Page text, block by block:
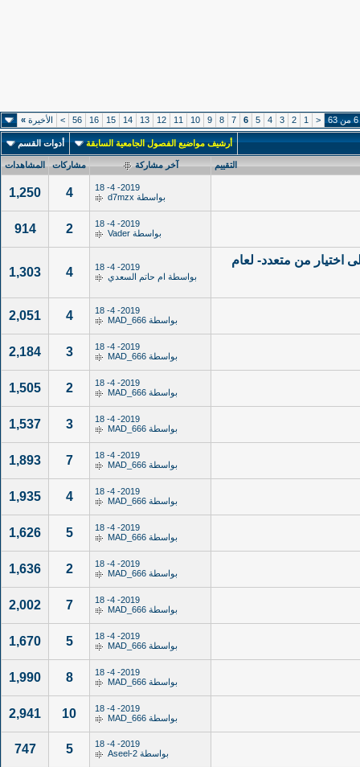
<
1
2
3
4
5
6
7
8
9
10
11
12
13
14
15
16
56
> الأخيرة »
أرشيف مواضيع الفصول الجامعية السابقة أدوات القسم
التقييم آخر مشاركة مشاركات المشاهدات
2019- 4- 18
بواسطة d7mzx
4
1,250
2019- 4- 18
بواسطة Vader
2
914
اختيار من متعدد- لعام
2019- 4- 18
بواسطة ام حاتم السعدي 4
1,303
2019- 4- 18
بواسطة MAD_666
4
2,051
2019- 4- 18
بواسطة MAD_666
3
2,184
2019- 4- 18
بواسطة MAD_666
2
1,505
2019- 4- 18
بواسطة MAD_666
3
1,537
2019- 4- 18
بواسطة MAD_666
7
1,893
2019- 4- 18
بواسطة MAD_666
4
1,935
2019- 4- 18
بواسطة MAD_666
5
1,626
2019- 4- 18
بواسطة MAD_666
2
1,636
2019- 4- 18
بواسطة MAD_666
7
2,002
2019- 4- 18
بواسطة MAD_666
5
1,670
2019- 4- 18
بواسطة MAD_666
8
1,990
2019- 4- 18
بواسطة MAD_666
10
2,941
2019- 4- 18
بواسطة Aseel-2
5
747